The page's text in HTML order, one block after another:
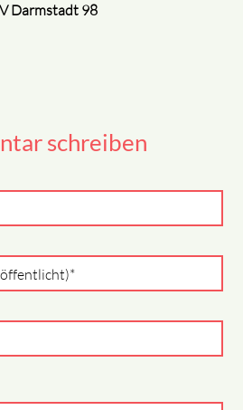
Darmstadt 98
schreiben
*